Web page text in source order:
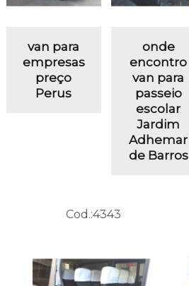
van para
empresas
preço
Perus
onde
encontro
van para
passeio
escolar
Jardim
Adhemar
de Barros
Cod.:4343